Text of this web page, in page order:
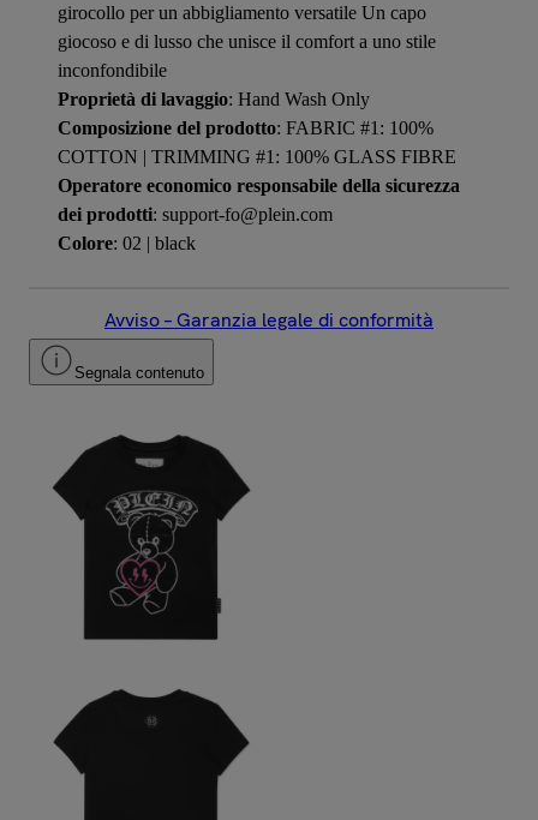
girocollo per un abbigliamento versatile Un capo
giocoso e di lusso che unisce il comfort a uno stile
inconfondibile
Proprietà di lavaggio: Hand Wash Only
Composizione del prodotto: FABRIC #1: 100%
COTTON | TRIMMING #1: 100% GLASS FIBRE
Operatore economico responsabile della sicurezza
dei prodotti: support-fo@plein.com
Colore: 02 | black
Avviso – Garanzia legale di conformità
Segnala contenuto